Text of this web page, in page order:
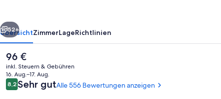
Pauli
Kiez
Weiter
52+
ÜbersichtZimmerLageRichtlinien
Der
aktuelle
Preis
beträgt
96 €.
96 €
inkl. Steuern & Gebühren
16. Aug.–17. Aug.
Bewertungen
8,28,2 von 10.
Sehr gutAlle 556 Bewertungen anzeigen